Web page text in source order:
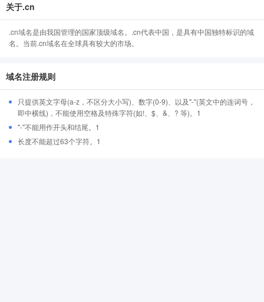
关于.cn
.cn域名是由我国管理的国家顶级域名。.cn代表中国，是具有中国独特标识的域
名。当前.cn域名在全球具有较大的市场。
域名注册规则
只提供英文字母(a-z，不区分大小写)、数字(0-9)、以及"-"(英文中的连词号，
即中横线)，不能使用空格及特殊字符(如!、$、&、? 等)。1
"-"不能用作开头和结尾。1
长度不能超过63个字符。1